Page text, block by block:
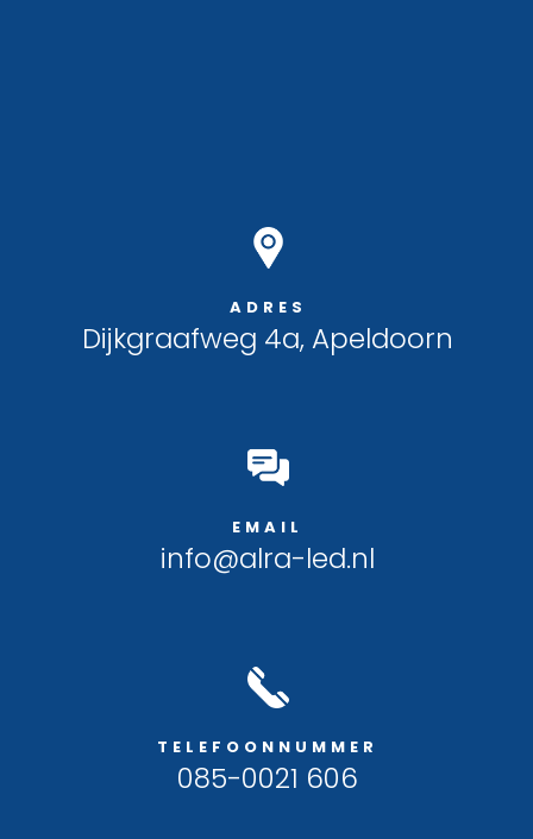
ADRES
Dijkgraafweg 4a, Apeldoorn
EMAIL
info@alra-led.nl
TELEFOONNUMMER
085-0021 606